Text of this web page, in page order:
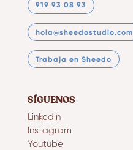
919 93 08 93
hola@sheedostudio.com
Trabaja en Sheedo
SÍGUENOS
Linkedin
Instagram
Youtube